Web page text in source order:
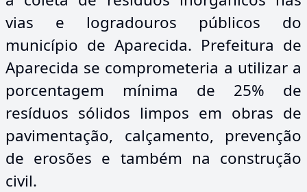
vias e logradouros públicos do
município de Aparecida. Prefeitura de
Aparecida se comprometeria a utilizar a
porcentagem mínima de 25% de
resíduos sólidos limpos em obras de
pavimentação, calçamento, prevenção
de erosões e também na construção
civil.